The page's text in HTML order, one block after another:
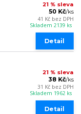
21 % sleva
50 Kč/ks
41 Kč bez DPH
Skladem 2139 ks
Detail
21 % sleva
38 Kč/ks
31 Kč bez DPH
Skladem 1962 ks
Detail